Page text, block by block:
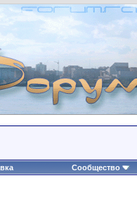
Сообщество